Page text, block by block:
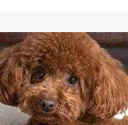
и
антиоксиданты:
японская
философия
женской
красоты